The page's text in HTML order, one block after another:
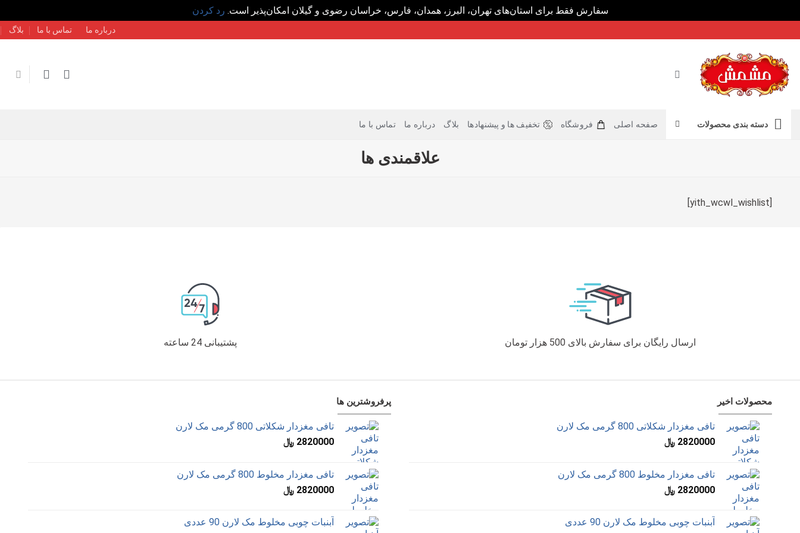
سفارش فقط برای استان‌های تهران، البرز، همدان، فارس، خراسان رضوی و گیلان امکان‌پذیر است. رد کردن
to
content
درباره ما تماس با ما بلاگ
دسته بندی محصولات صفحه اصلی فروشگاه تخفیف ها و پیشنهادها بلاگ درباره ما تماس با ما
علاقمندی ها
[yith_wcwl_wishlist]
ارسال رایگان برای سفارش بالای 500 هزار تومان پشتیبانی 24 ساعته
محصولات اخیر
تافی مغزدار شکلاتی 800 گرمی مک لارن
2820000 ﷼
تافی مغزدار مخلوط 800 گرمی مک لارن
2820000 ﷼
آبنبات چوبی مخلوط مک لارن 90 عددی
پرفروشترین ها
تافی مغزدار شکلاتی 800 گرمی مک لارن
2820000 ﷼
تافی مغزدار مخلوط 800 گرمی مک لارن
2820000 ﷼
آبنبات چوبی مخلوط مک لارن 90 عددی